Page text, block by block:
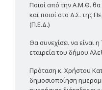
Ποιοί από την Α.Μ.Θ.
και ποιοί στο Δ.Σ. της
(Π.Ε.Δ.)
Θα συνεχίσει να είναι
εταιρεία του δήμου
Πρόταση κ. Χρήστου
δημοσιοποίηση